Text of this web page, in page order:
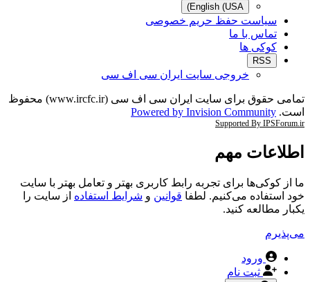
English (USA)
سیاست حفظ حریم خصوصی
تماس با ما
کوکی ها
RSS
خروجی سایت ایران سی اف سی
تمامی حقوق برای سایت ایران سی اف سی (www.ircfc.ir) محفوظ
است. Powered by Invision Community
Supported By IPSForum.ir
اطلاعات مهم
ما از کوکی‌ها برای تجربه رابط کاربری بهتر و تعامل بهتر با سایت
خود استفاده می‌کنیم. لطفا قوانین و شرایط استفاده از سایت را
یکبار مطالعه کنید.
می‌پذیرم
ورود
ثبت نام